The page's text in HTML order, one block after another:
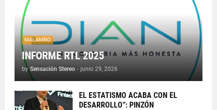
MALAMBO
INFORME RTL 2025
by Sensación Stereo - junio 29, 2026
EL ESTATISMO ACABA CON EL
DESARROLLO”: PINZÓN